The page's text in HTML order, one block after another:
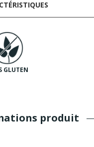
GLUTEN
produit